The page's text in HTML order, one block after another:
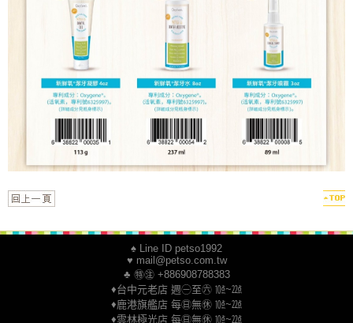
♠ Line ID petso1992
♥ mail@petso.com.tw
♣ ㊕㊟ +886908788383
♦台中元老店 週㊀至㊅ ㍢~㍮
♦鹿港旗艦店 每㊐無㊡ ㍢~㍮
♦雲林極光店 每㊐無㊡ ㍢~㍮